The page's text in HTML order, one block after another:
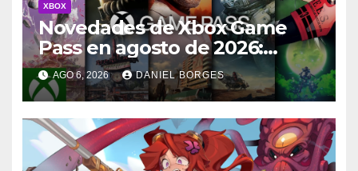
XBOX
Novedades de Xbox Game
Pass en agosto de 2026:
lanzamientos y salidas
AGO 6, 2026 DANIEL BORGES